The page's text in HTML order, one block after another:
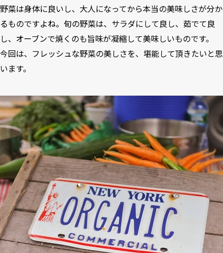
野菜は身体に良いし、大人になってから本当の美味しさが分か
るものですよね。旬の野菜は、サラダにして良し、茹でて良
し、オーブンで焼くのも旨味が凝縮して美味しいものです。
今回は、フレッシュな野菜の美しさを、堪能して頂きたいと思
います。